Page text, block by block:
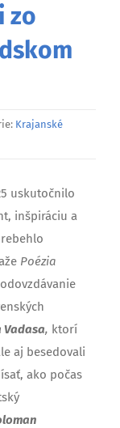
zo
Krajanské
uskutočnilo
inšpiráciu a
Poézia
Vadasa, ktorí
aj besedovali
ako počas